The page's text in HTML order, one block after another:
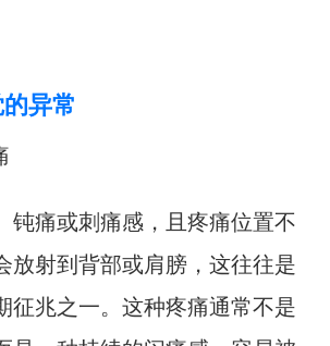
异常
钝痛或刺痛感，且疼痛位置不
放射到背部或肩膀，这往往是
征兆之一。这种疼痛通常不是